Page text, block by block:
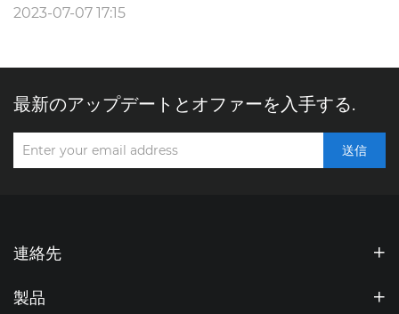
2023-07-07 17:15
最新のアップデートとオファーを入手する.
送信
連絡先
製品